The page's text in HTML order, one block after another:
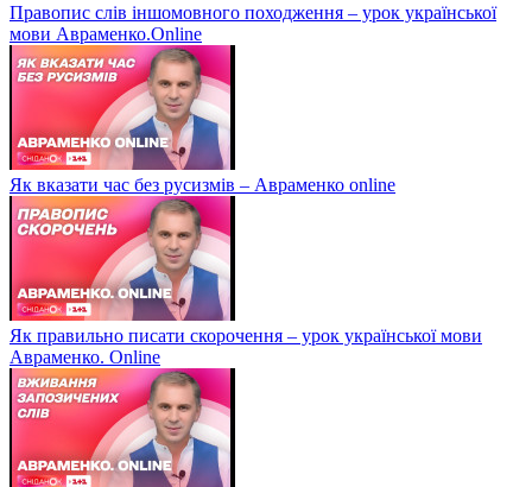
Правопис слів іншомовного походження – урок української
мови Авраменко.Online
Як вказати час без русизмів – Авраменко online
Як правильно писати скорочення – урок української мови
Авраменко. Online